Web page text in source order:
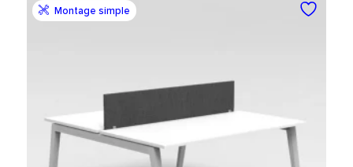
Montage simple